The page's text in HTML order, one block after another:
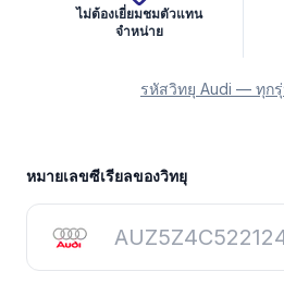
ไม่ต้องเยี่ยมชมตัวแทน
จำหน่าย
รหัสวิทยุ Audi — ทุก
รับรหัสวิทยุ
หมายเลขซีเรียลของวิทยุ